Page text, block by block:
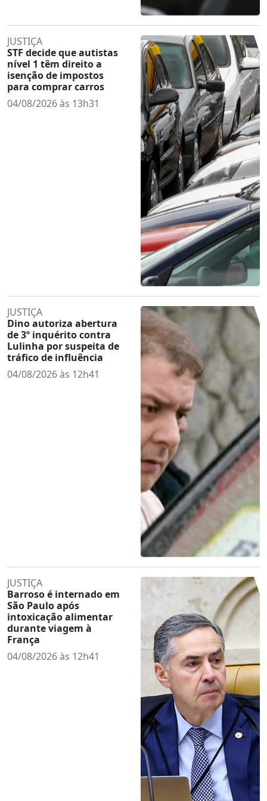
JUSTIÇA
STF decide que autistas
nível 1 têm direito a
isenção de impostos
para comprar carros
04/08/2026 às 13h31
JUSTIÇA
Dino autoriza abertura
de 3º inquérito contra
Lulinha por suspeita de
tráfico de influência
04/08/2026 às 12h41
JUSTIÇA
Barroso é internado em
São Paulo após
intoxicação alimentar
durante viagem à
França
04/08/2026 às 12h41